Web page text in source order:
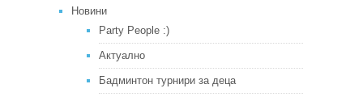
Новини
Party People :)
Актуално
Бадминтон турнири за деца